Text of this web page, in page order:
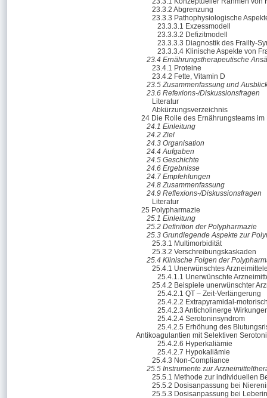
23.3.2 Abgrenzung
23.3.3 Pathophysiologische
23.3.3.1 Exzessmodell
23.3.3.2 Defizitmodell
23.3.3.3 Diagnostik des Frailty-
23.3.3.4 Klinische Aspekte von
23.4 Ernährungstherapeutische
23.4.1 Proteine
23.4.2 Fette, Vitamin D
23.5 Zusammenfassung und
23.6 Refexions-/Diskussionsfragen
Literatur
Abkürzungsverzeichnis
24 Die Rolle des Ernährungsteams im
24.1 Einleitung
24.2 Ziel
24.3 Organisation
24.4 Aufgaben
24.5 Geschichte
24.6 Ergebnisse
24.7 Empfehlungen
24.8 Zusammenfassung
24.9 Reflexions-/Diskussionsfragen
Literatur
25 Polypharmazie
25.1 Einleitung
25.2 Definition der Polypharmazie
25.3 Grundlegende Aspekte zur
25.3.1 Multimorbidität
25.3.2 Verschreibungskaskaden
25.4 Klinische Folgen der
25.4.1 Unerwünschtes
25.4.1.1 Unerwünschte
25.4.2 Beispiele unerwünschter
25.4.2.1 QT – Zeit-Verlängerung
25.4.2.2 Extrapyramidal-
25.4.2.3 Anticholinerge
25.4.2.4 Serotoninsyndrom
25.4.2.5 Erhöhung des
Antikoagulantien mit Selektiven
25.4.2.6 Hyperkaliämie
25.4.2.7 Hypokaliämie
25.4.3 Non-Compliance
25.5 Instrumente zur
25.5.1 Methode zur individuellen
25.5.2 Dosisanpassung bei
25.5.3 Dosisanpassung bei